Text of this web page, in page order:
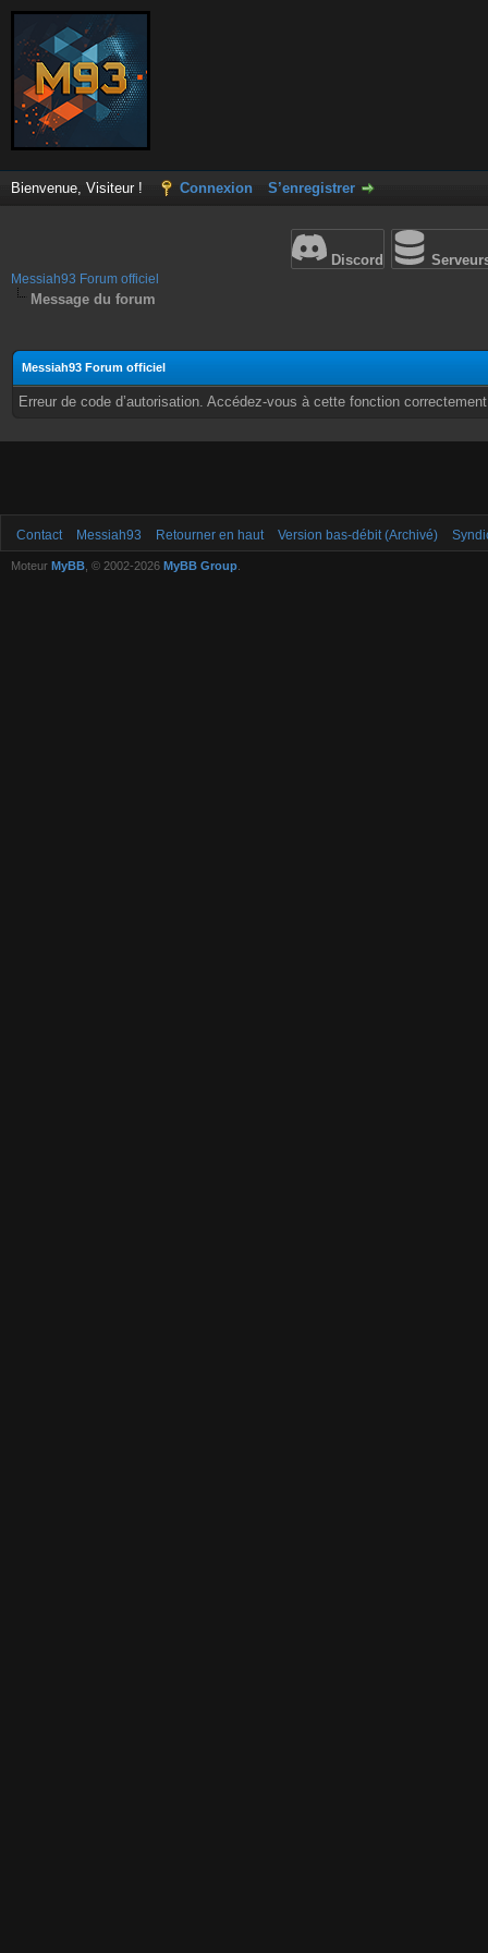
Bienvenue, Visiteur ! Connexion S’enregistrer
Discord
Messiah93 Forum officiel
Message du forum
Messiah93 Forum officiel
Erreur de code d’autorisation. Accédez-vous à cette fonction
Contact Messiah93 Retourner en haut Version bas-débit (Archivé)
Moteur MyBB , © 2002-2026 MyBB Group